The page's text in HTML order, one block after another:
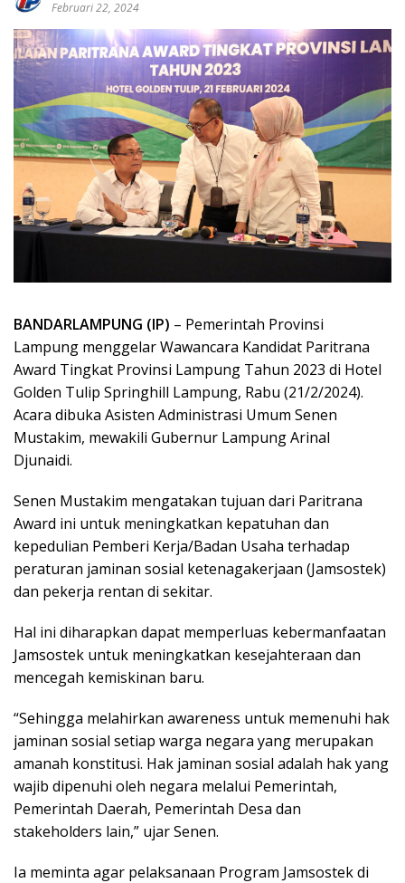
Februari 22, 2024
BANDARLAMPUNG (IP) – Pemerintah Provinsi
Lampung menggelar Wawancara Kandidat Paritrana
Award Tingkat Provinsi Lampung Tahun 2023 di Hotel
Golden Tulip Springhill Lampung, Rabu (21/2/2024).
Acara dibuka Asisten Administrasi Umum Senen
Mustakim, mewakili Gubernur Lampung Arinal
Djunaidi.
Senen Mustakim mengatakan tujuan dari Paritrana
Award ini untuk meningkatkan kepatuhan dan
kepedulian Pemberi Kerja/Badan Usaha terhadap
peraturan jaminan sosial ketenagakerjaan (Jamsostek)
dan pekerja rentan di sekitar.
Hal ini diharapkan dapat memperluas kebermanfaatan
Jamsostek untuk meningkatkan kesejahteraan dan
mencegah kemiskinan baru.
“Sehingga melahirkan awareness untuk memenuhi hak
jaminan sosial setiap warga negara yang merupakan
amanah konstitusi. Hak jaminan sosial adalah hak yang
wajib dipenuhi oleh negara melalui Pemerintah,
Pemerintah Daerah, Pemerintah Desa dan
stakeholders lain,” ujar Senen.
Ia meminta agar pelaksanaan Program Jamsostek di